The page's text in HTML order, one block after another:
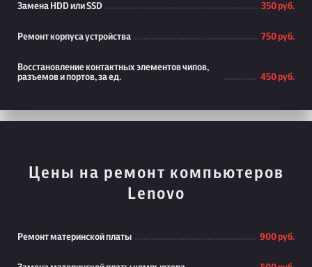
Замена HDD или SSD 350 руб.
Ремонт корпуса устройства 750 руб.
Восстановление контактных элементов чипов,
разъемов и портов, за ед.
450 руб.
Цены на ремонт компьютеров
Lenovo
Ремонт материнской платы 900 руб.